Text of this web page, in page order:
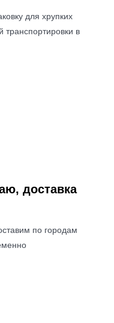
для хрупких
транспортировки в
доставка
по городам